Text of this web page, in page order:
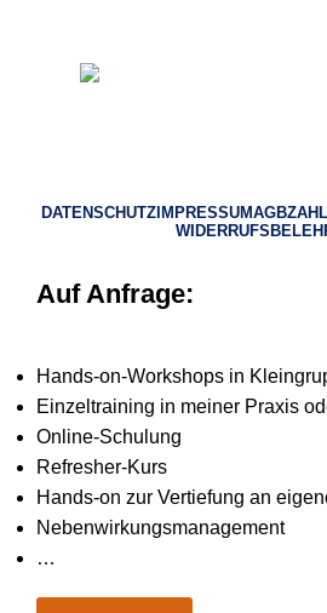
DATENSCHUTZIMPRESSUMAGB
Auf Anfrage:
Hands-on-Workshops in
Einzeltraining in meiner Praxis
Online-Schulung
Refresher-Kurs
Hands-on zur Vertiefung an
Nebenwirkungsmanagement
…